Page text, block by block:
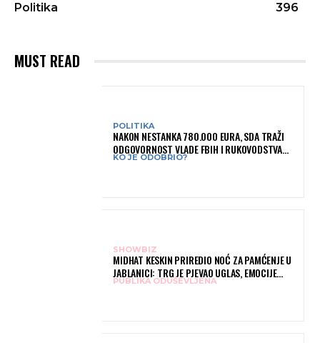
Politika
396
MUST READ
POLITIKA
NAKON NESTANKA 780.000 EURA, SDA TRAŽI
ODGOVORNOST VLADE FBIH I RUKOVODSTVA
IGMANA
KO JE ODOBRIO?
SHOWBIZ
MIDHAT KESKIN PRIREDIO NOĆ ZA PAMĆENJE U
JABLANICI: TRG JE PJEVAO UGLAS, EMOCIJE
PREPLAVILE RODNI GRAD
PUBLIKA ODUŠEVLJENA